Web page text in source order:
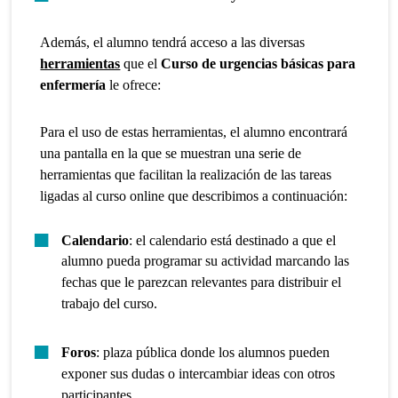
Además, el alumno tendrá acceso a las diversas
herramientas que elCurso de urgencias básicas para
enfermería le ofrece:
Para el uso de estas herramientas, el alumno encontrará
una pantalla en la que se muestran una serie de
herramientas que facilitan la realización de las tareas
ligadas al curso online que describimos a continuación:
Calendario: el calendario está destinado a que el
alumno pueda programar su actividad marcando las
fechas que le parezcan relevantes para distribuir el
trabajo del curso.
Foros: plaza pública donde los alumnos pueden
exponer sus dudas o intercambiar ideas con otros
participantes